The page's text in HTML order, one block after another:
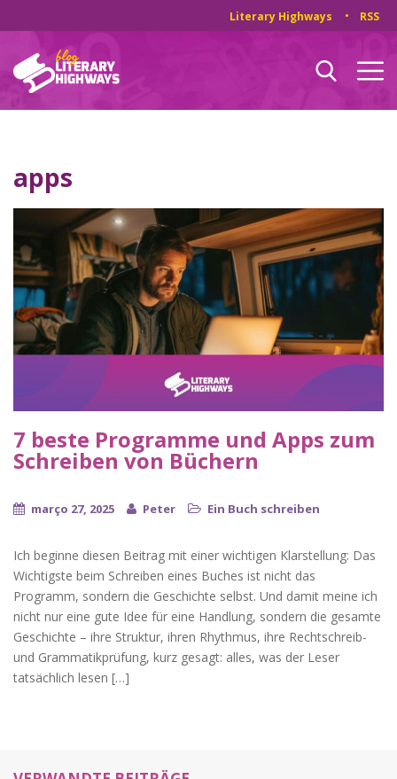
Literary Highways RSS
apps
7 beste Programme und Apps zum
Schreiben von Büchern
março 27, 2025 Peter Ein Buch schreiben
Ich beginne diesen Beitrag mit einer wichtigen Klarstellung: Das
Wichtigste beim Schreiben eines Buches ist nicht das
Programm, sondern die Geschichte selbst. Und damit meine ich
nicht nur eine gute Idee für eine Handlung, sondern die gesamte
Geschichte – ihre Struktur, ihren Rhythmus, ihre Rechtschreib-
und Grammatikprüfung, kurz gesagt: alles, was der Leser
tatsächlich lesen […]